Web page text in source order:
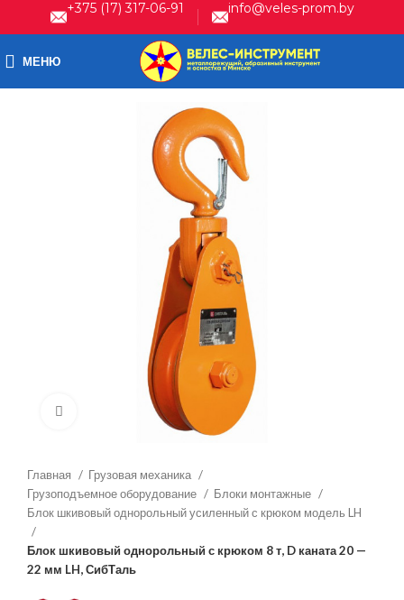
+375 (17) 317-06-91 info@veles-prom.by
МЕНЮ
Нажмите, чтобы увеличить
Главная
Грузовая механика
Грузоподъемное оборудование
Блоки монтажные
Блок шкивовый однорольный усиленный с крюком модель LH
Блок шкивовый однорольный с крюком 8 т, D каната 20 —
22 мм LH, СибТаль